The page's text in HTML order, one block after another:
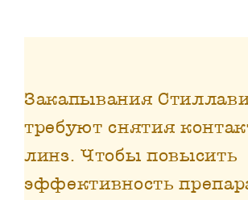
Закапывания
требуют снятия
линз. Чтобы повысить
эффективность